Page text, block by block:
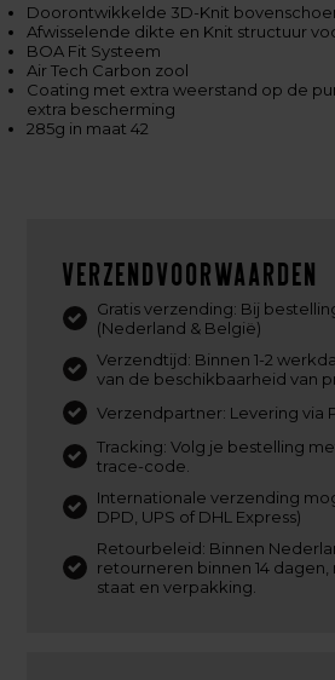
Doorontwikkelde 3D-Knit
Afwisselende dikte en Knit structuur
BOA Fit Systeem
Air Tech Carbon zool
Coating met extra weerstand op de
extra bescherming
285g in maat 42
Verzendvoorwaarden
Gratis verzending: Bij
(Nederland & België)
Verzendtijd: Binnen 1-2
van de beschikbaarheid van
Verzendpartner: Levering via
Tracking: Volg je bestelling
trace-code.
Internationale verzending
DPD, UPS of DHL Express)
Retourbeleid: Binnen
retourneren binnen 14 dagen,
staat en verpakking.